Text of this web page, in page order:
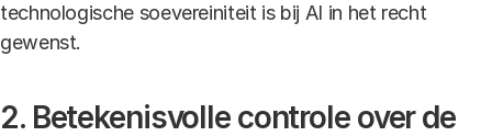
technologische soevereiniteit is bij AI in het recht
gewenst.
2. Betekenisvolle controle over de